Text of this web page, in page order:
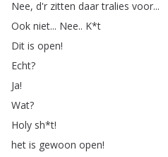
Nee, d'r zitten daar tralies voor...
Ook niet... Nee.. K*t
Dit is open!
Echt?
Ja!
Wat?
Holy sh*t!
het is gewoon open!